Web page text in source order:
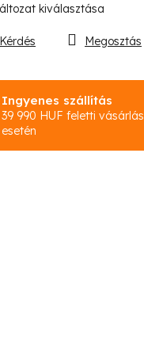
kiválasztása
Ingyenes szállítás
39 990 HUF feletti vásárlás
esetén
Kérdés Megosztás